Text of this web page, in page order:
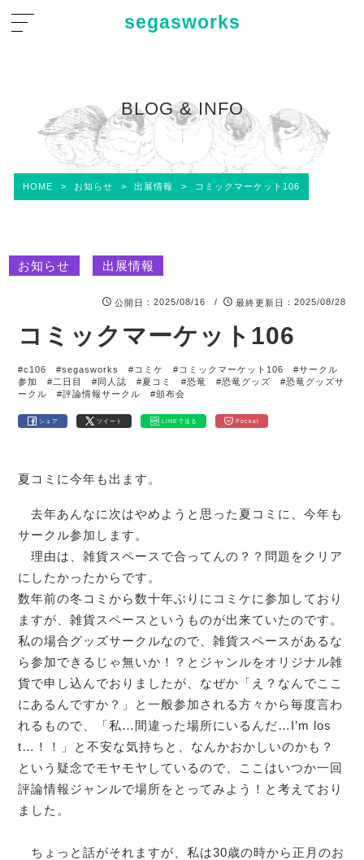
segasworks
BLOG & INFO
HOME > お知らせ > 出展情報 > コミックマーケット106
お知らせ 出展情報
公開日 ：2025/08/16 / 最終更新日 ：2025/08/28
コミックマーケット106
#c106 #segasworks #コミケ #コミックマーケット106
#サークル
参加
#二日目 #同人誌 #夏コミ #恐竜 #恐竜グッズ
#恐竜グッズサ
ークル
#評論情報サークル #頒布会
シェア ツイート LINEで送る Pocket
夏コミに今年も出ます。
去年あんなに次はやめようと思った夏コミに、今年も
サークル参加します。
理由は、雑貨スペースで合ってんの？？問題をクリア
にしたかったからです。
数年前の冬コミから数十年ぶりにコミケに参加しており
ますが、雑貨スペースというものが出来ていたのです。
私の場合グッズサークルなので、雑貨スペースがあるな
ら参加できるじゃ無いか！？とジャンルをオリジナル雑
貨で申し込んでおりましたが、なぜか「え？なんでここ
にあるんですか？」と一般参加される方々から毎度言わ
れるもので、「私…間違った場所にいるんだ…I’m los
t…！！」と不安な気持ちと、なんかおかしいのかも？
という疑念でモヤモヤしているので、ここはいつか一回
評論情報ジャンルで場所をとってみよう！と考えており
ました。
ちょっと話がそれますが、私は30歳の時から正月のお